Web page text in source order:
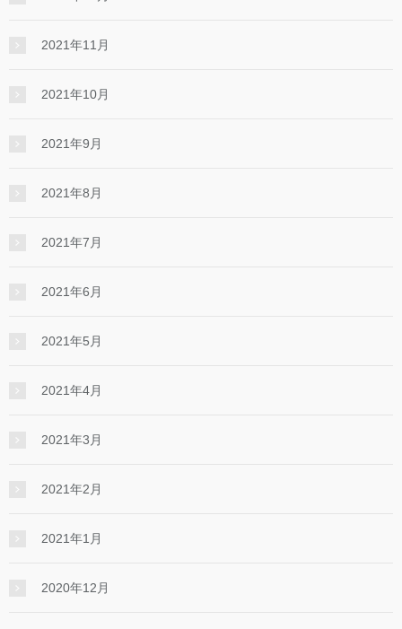
2021年11月
2021年10月
2021年9月
2021年8月
2021年7月
2021年6月
2021年5月
2021年4月
2021年3月
2021年2月
2021年1月
2020年12月